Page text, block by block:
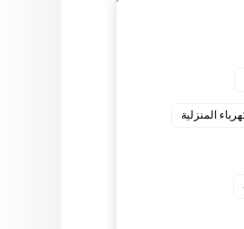
المنزلية